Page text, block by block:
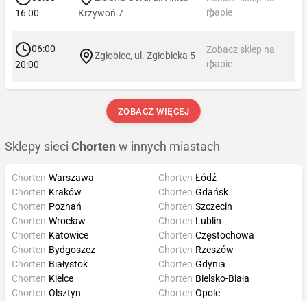
16:00
Krzywoń 7
mapie
06:00-
20:00
Zgłobice, ul. Zgłobicka 5
Zobacz sklep na
mapie
ZOBACZ WIĘCEJ
Sklepy sieci Chorten w innych miastach
Chorten Warszawa
Chorten Kraków
Chorten Poznań
Chorten Wrocław
Chorten Łódź
Chorten Gdańsk
Chorten Szczecin
Chorten Lublin
Chorten Katowice
Chorten Bydgoszcz
Chorten Białystok
Chorten Kielce
Chorten Częstochowa
Chorten Rzeszów
Chorten Gdynia
Chorten Bielsko-Biała
Chorten Olsztyn
Chorten Opole